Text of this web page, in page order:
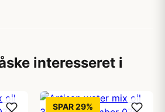
interesseret i
SPAR 29%